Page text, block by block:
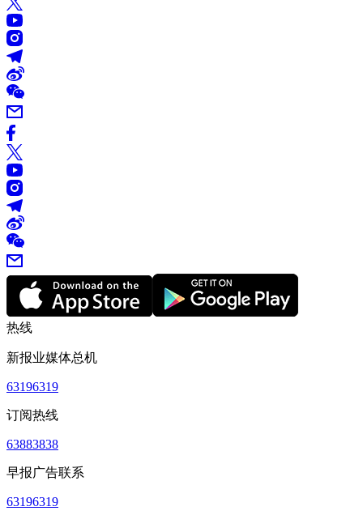
热线
新报业媒体总机
63196319
订阅热线
63883838
早报广告联系
63196319